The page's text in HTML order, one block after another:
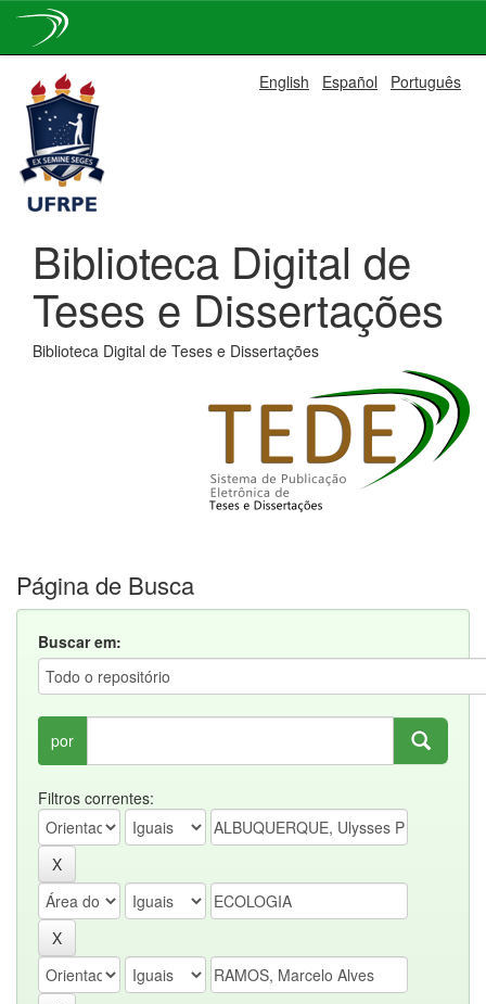
navigation
English Español Português
Biblioteca Digital de
Teses e Dissertações
Biblioteca Digital de Teses e Dissertações
Página de Busca
Buscar em:
por
Filtros correntes: